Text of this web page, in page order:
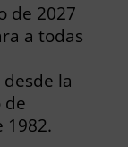
de 2027
a todas
la
de
1982.